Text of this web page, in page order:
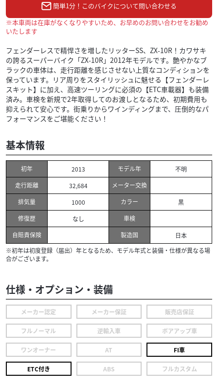
簡単1分！このバイクについて問い合わせる
※本車両は在庫がなくなりやすいため、お早めのお問い合わせをお勧め
いたします
フェンダーレスで精悍さを増したリッターSS、ZX-10R！カワサキ
の誇るスーパーバイク「ZX-10R」2012年モデルです。艶やかなブ
ラックの車体は、走行距離を感じさせない上質なコンディションを
保っています。リア周りをスタイリッシュに魅せる【フェンダーレ
スキット】に加え、高速ツーリングに必須の【ETC車載器】も装備
済み。車検を新規で2年取得してのお渡しとなるため、初期費用も
抑えられて安心です。街乗りからワインディングまで、圧倒的なパ
フォーマンスをご堪能ください！
基本情報
初年 2013 モデル年
不明
走行距離
32,684
メーター交換
排気量
1000 カラー
黒
修復歴
なし
車検
自賠責保険
製造国
日本
※初年は初度登録（届出）年となるため、モデル年式と装備・仕様が異なる場
合がございます。
仕様・オプション・装備
メーカー認定 メーカー保証 販売店保証
フルノーマル 逆輸入車 ボアアップ車
ワンオーナー AT FI車
ETC付き ABS フルカスタム